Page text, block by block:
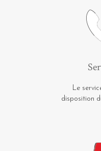
Le
disposition